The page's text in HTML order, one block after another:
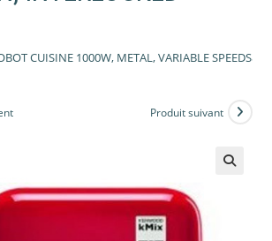
CUISINE 1000W, METAL, VARIABLE
Produit suivant